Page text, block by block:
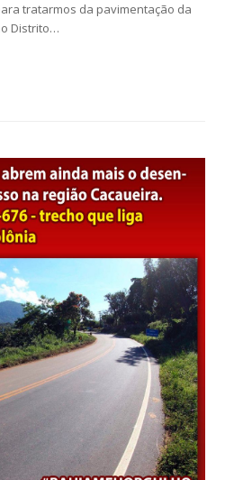
tratarmos da pavimentação da
Distrito…